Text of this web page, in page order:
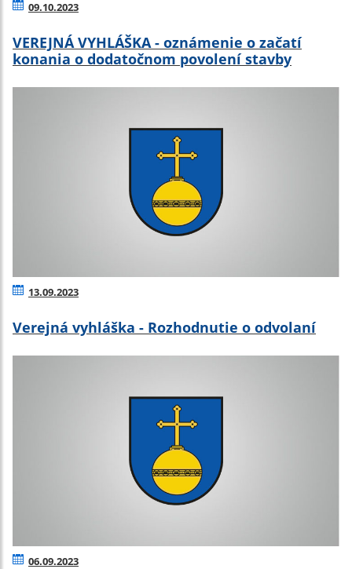
09.10.2023
VEREJNÁ VYHLÁŠKA - oznámenie o začatí
konania o dodatočnom povolení stavby
13.09.2023
Verejná vyhláška - Rozhodnutie o odvolaní
06.09.2023